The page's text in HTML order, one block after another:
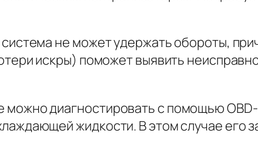
не может удержать обороты,
искры) поможет выявить
диагностировать с помощью OBD-
жидкости. В этом случае его